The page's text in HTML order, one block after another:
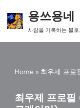
콘
용쓰용네
사람을 기록하는 블로
Home » 최우제 프로
최우제 프로